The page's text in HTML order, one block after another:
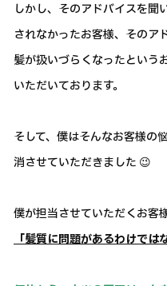
しかし、そのアドバイスを聞
されなかったお客様、そのア
髪が扱いづらくなったという
いただいております。
そして、僕はそんなお客様の
消させていただきました 😉
僕が担当させていただくお客
「髪質に問題があるわけでは